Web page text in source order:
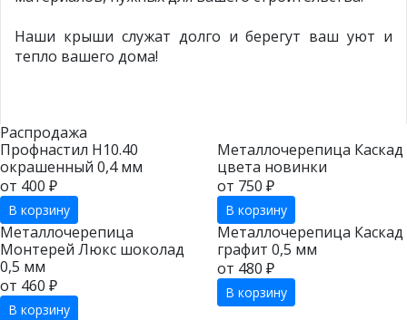
Наши крыши служат долго и берегут ваш уют и
тепло вашего дома!
Распродажа
Профнастил Н10.40
окрашенный 0,4 мм
от 400 ₽
В корзину
Металлочерепица Каскад
цвета новинки
от 750 ₽
В корзину
Металлочерепица
Монтерей Люкс шоколад
0,5 мм
от 460 ₽
В корзину
Металлочерепица Каскад
графит 0,5 мм
от 480 ₽
В корзину